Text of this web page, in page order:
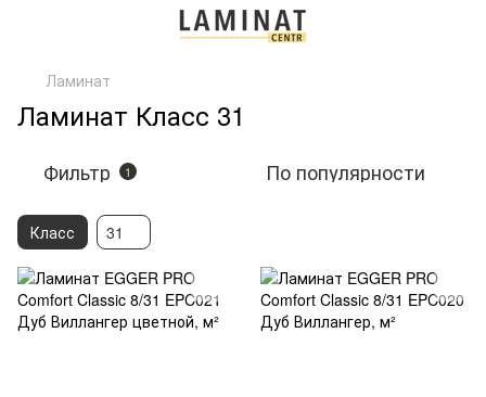
Ламинат
Ламинат Класс 31
Фильтр 1 По популярности
Класс 31